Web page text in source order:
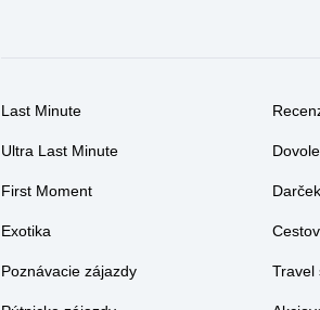
Last Minute
Ultra Last Minute
First Moment
Exotika
Poznávacie zájazdy Travel